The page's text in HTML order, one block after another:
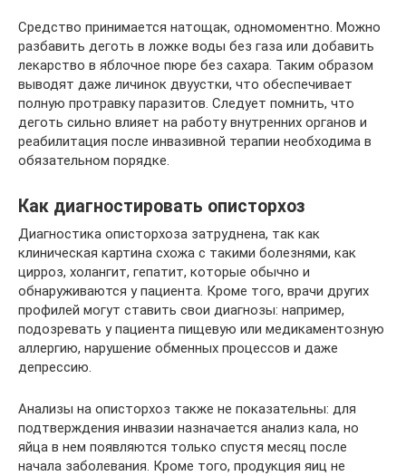
Средство принимается натощак, одномоментно. Можно
разбавить деготь в ложке воды без газа или добавить
лекарство в яблочное пюре без сахара. Таким образом
выводят даже личинок двуустки, что обеспечивает
полную протравку паразитов. Следует помнить, что
деготь сильно влияет на работу внутренних органов и
реабилитация после инвазивной терапии необходима в
обязательном порядке.
Как диагностировать описторхоз
Диагностика описторхоза затруднена, так как
клиническая картина схожа с такими болезнями, как
цирроз, холангит, гепатит, которые обычно и
обнаруживаются у пациента. Кроме того, врачи других
профилей могут ставить свои диагнозы: например,
подозревать у пациента пищевую или медикаментозную
аллергию, нарушение обменных процессов и даже
депрессию.
Анализы на описторхоз также не показательны: для
подтверждения инвазии назначается анализ кала, но
яйца в нем появляются только спустя месяц после
начала заболевания. Кроме того, продукция яиц не